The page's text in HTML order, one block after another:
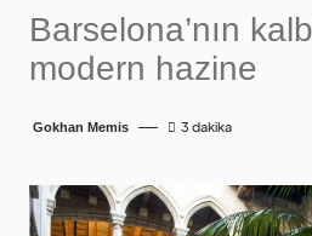
Barselona’nın
modern hazine
Gokhan Memis 3 dakika